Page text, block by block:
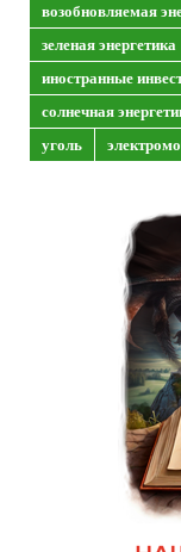
возобновляемая
зеленая энергетика
иностранные
солнечная
уголь